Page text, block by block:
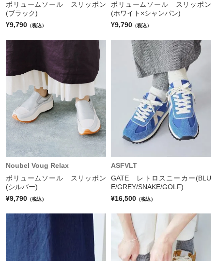
ボリュームソール スリッポン
(ブラック)
¥9,790 （税込）
ボリュームソール スリッポン
(ホワイト×シャンパン)
¥9,790 （税込）
Noubel Voug Relax
ボリュームソール スリッポン
(シルバー)
¥9,790 （税込）
ASFVLT
GATE レトロスニーカー(BLU
E/GREY/SNAKE/GOLF)
¥16,500 （税込）